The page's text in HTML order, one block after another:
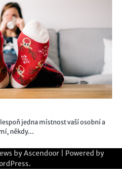
jedna místnost vaší osobní a
někdy…
byAscendoor | Powered by
.